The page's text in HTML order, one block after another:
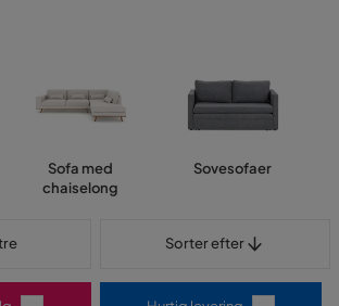
Sofa med
chaiselong
Sovesofaer
Sorter efter